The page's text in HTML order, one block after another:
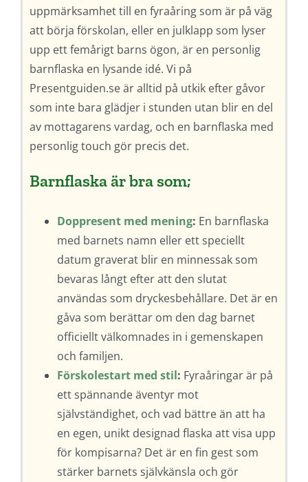
uppmärksamhet till en fyraåring som är på väg
att börja förskolan, eller en julklapp som lyser
upp ett femårigt barns ögon, är en personlig
barnflaska en lysande idé. Vi på
Presentguiden.se är alltid på utkik efter gåvor
som inte bara glädjer i stunden utan blir en del
av mottagarens vardag, och en barnflaska med
personlig touch gör precis det.
Barnflaska är bra som;
Doppresent med mening: En barnflaska
med barnets namn eller ett speciellt
datum graverat blir en minnessak som
bevaras långt efter att den slutat
användas som dryckesbehållare. Det är en
gåva som berättar om den dag barnet
officiellt välkomnades in i gemenskapen
och familjen.
Förskolestart med stil: Fyraåringar är på
ett spännande äventyr mot
självständighet, och vad bättre än att ha
en egen, unikt designad flaska att visa upp
för kompisarna? Det är en fin gest som
stärker barnets självkänsla och gör